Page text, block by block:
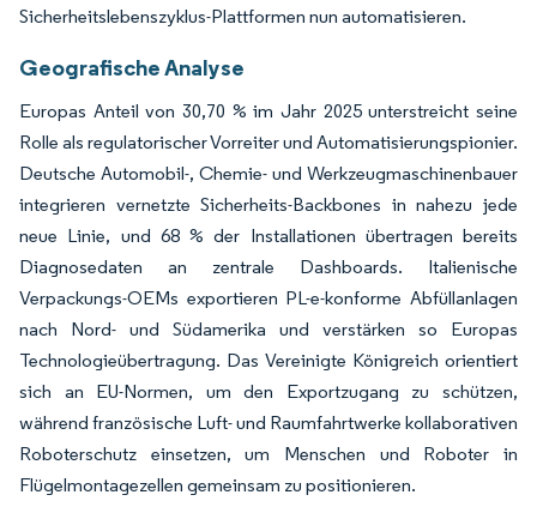
Sicherheitslebenszyklus-Plattformen nun automatisieren.
Geografische Analyse
Europas Anteil von 30,70 % im Jahr 2025 unterstreicht seine
Rolle als regulatorischer Vorreiter und Automatisierungspionier.
Deutsche Automobil-, Chemie- und Werkzeugmaschinenbauer
integrieren vernetzte Sicherheits-Backbones in nahezu jede
neue Linie, und 68 % der Installationen übertragen bereits
Diagnosedaten an zentrale Dashboards. Italienische
Verpackungs-OEMs exportieren PL-e-konforme Abfüllanlagen
nach Nord- und Südamerika und verstärken so Europas
Technologieübertragung. Das Vereinigte Königreich orientiert
sich an EU-Normen, um den Exportzugang zu schützen,
während französische Luft- und Raumfahrtwerke kollaborativen
Roboterschutz einsetzen, um Menschen und Roboter in
Flügelmontagezellen gemeinsam zu positionieren.